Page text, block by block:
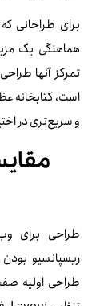
برای طراحانی
هماهنگی یک
و سریع‌تری در
طراحی اولیه